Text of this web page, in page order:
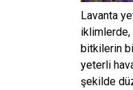
Lavanta
iklimlerde,
bitkilerin
yeterli
şekilde